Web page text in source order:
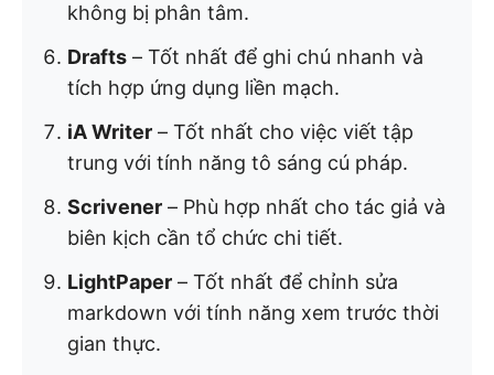
không bị phân tâm.
Drafts – Tốt nhất để ghi chú nhanh và
tích hợp ứng dụng liền mạch.
iA Writer – Tốt nhất cho việc viết tập
trung với tính năng tô sáng cú pháp.
Scrivener – Phù hợp nhất cho tác giả và
biên kịch cần tổ chức chi tiết.
LightPaper – Tốt nhất để chỉnh sửa
markdown với tính năng xem trước thời
gian thực.